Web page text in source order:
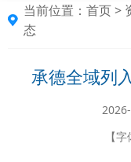
当前位置： 首页>
态
承德全域列
【字